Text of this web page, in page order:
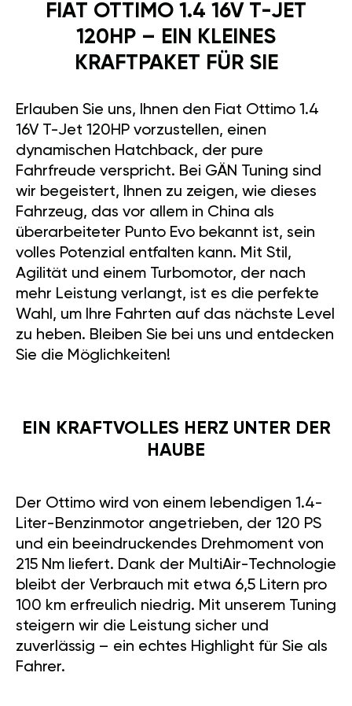
FIAT OTTIMO 1.4 16V T-JET
120HP – EIN KLEINES
KRAFTPAKET FÜR SIE
Erlauben Sie uns, Ihnen den Fiat Ottimo 1.4
16V T-Jet 120HP vorzustellen, einen
dynamischen Hatchback, der pure
Fahrfreude verspricht. Bei GÄN Tuning sind
wir begeistert, Ihnen zu zeigen, wie dieses
Fahrzeug, das vor allem in China als
überarbeiteter Punto Evo bekannt ist, sein
volles Potenzial entfalten kann. Mit Stil,
Agilität und einem Turbomotor, der nach
mehr Leistung verlangt, ist es die perfekte
Wahl, um Ihre Fahrten auf das nächste Level
zu heben. Bleiben Sie bei uns und entdecken
Sie die Möglichkeiten!
EIN KRAFTVOLLES HERZ UNTER DER
HAUBE
Der Ottimo wird von einem lebendigen 1.4-
Liter-Benzinmotor angetrieben, der 120 PS
und ein beeindruckendes Drehmoment von
215 Nm liefert. Dank der MultiAir-Technologie
bleibt der Verbrauch mit etwa 6,5 Litern pro
100 km erfreulich niedrig. Mit unserem Tuning
steigern wir die Leistung sicher und
zuverlässig – ein echtes Highlight für Sie als
Fahrer.